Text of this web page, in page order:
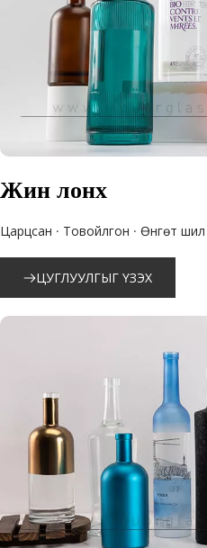
Жин лонх
Царцсан · Товойлгон · Өнгөт шил
ЦУГЛУУЛГЫГ ҮЗЭХ